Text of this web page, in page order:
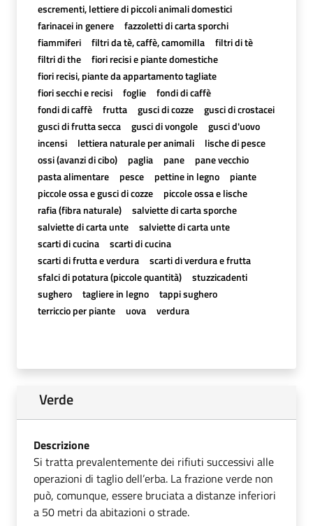
escrementi, lettiere di piccoli animali domestici
farinacei in genere
fazzoletti di carta sporchi
fiammiferi
filtri da tè, caffè, camomilla
filtri di tè
filtri di the
fiori recisi e piante domestiche
fiori recisi, piante da appartamento tagliate
fiori secchi e recisi
foglie
fondi di caffè
fondi di caffè
frutta gusci di cozze
gusci di crostacei
gusci di frutta secca
gusci di vongole
gusci d'uovo
incensi
lettiera naturale per animali
lische di pesce
ossi (avanzi di cibo)
paglia pane
pane vecchio
pasta alimentare
pesce pettine in legno
piante
piccole ossa e gusci di cozze
piccole ossa e lische
rafia (fibra naturale)
salviette di carta sporche
salviette di carta unte
salviette di carta unte
scarti di cucina
scarti di cucina
scarti di frutta e verdura
scarti di verdura e frutta
sfalci di potatura (piccole quantità)
stuzzicadenti
sughero
tagliere in legno
tappi sughero
terriccio per piante
uova verdura
Verde
Descrizione
Si tratta prevalentemente dei rifiuti successivi alle
operazioni di taglio dell’erba. La frazione verde non
può, comunque, essere bruciata a distanze inferiori
a 50 metri da abitazioni o strade.